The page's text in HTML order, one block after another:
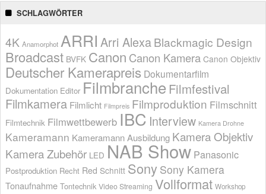
SCHLAGWÖRTER
4K Anamorphot ARRI Arri AlexaBlackmagic Design
Broadcast BVFK Canon Canon Kamera Canon Objektiv
Deutscher Kamerapreis Dokumentarfilm
Dokumentation Editor Filmbranche Filmfestival
Filmkamera Filmlicht Filmpreis Filmproduktion Filmschnitt
Filmtechnik Filmwettbewerb IBC Interview Kamera Drohne
Kameramann Kameramann Ausbildung Kamera Objektiv
Kamera Zubehör LED NAB Show Panasonic
Postproduktion Recht Red Schnitt Sony Sony Kamera
Tonaufnahme Tontechnik Video Streaming Vollformat Workshop